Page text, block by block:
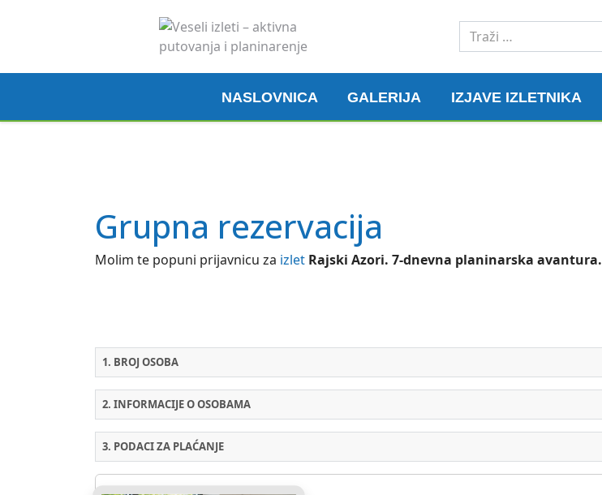
Traži
NASLOVNICA GALERIJA IZJAVE IZLETNIKA
Grupna rezervacija
Molim te popuni prijavnicu za izlet Rajski Azori. 7-dnevna planinarska avantura.
1. BROJ OSOBA
2. INFORMACIJE O OSOBAMA
3. PODACI ZA PLAĆANJE